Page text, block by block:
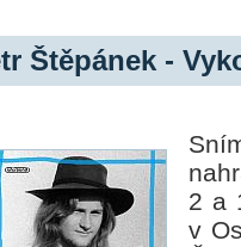
Štěpánek -
2 a
v